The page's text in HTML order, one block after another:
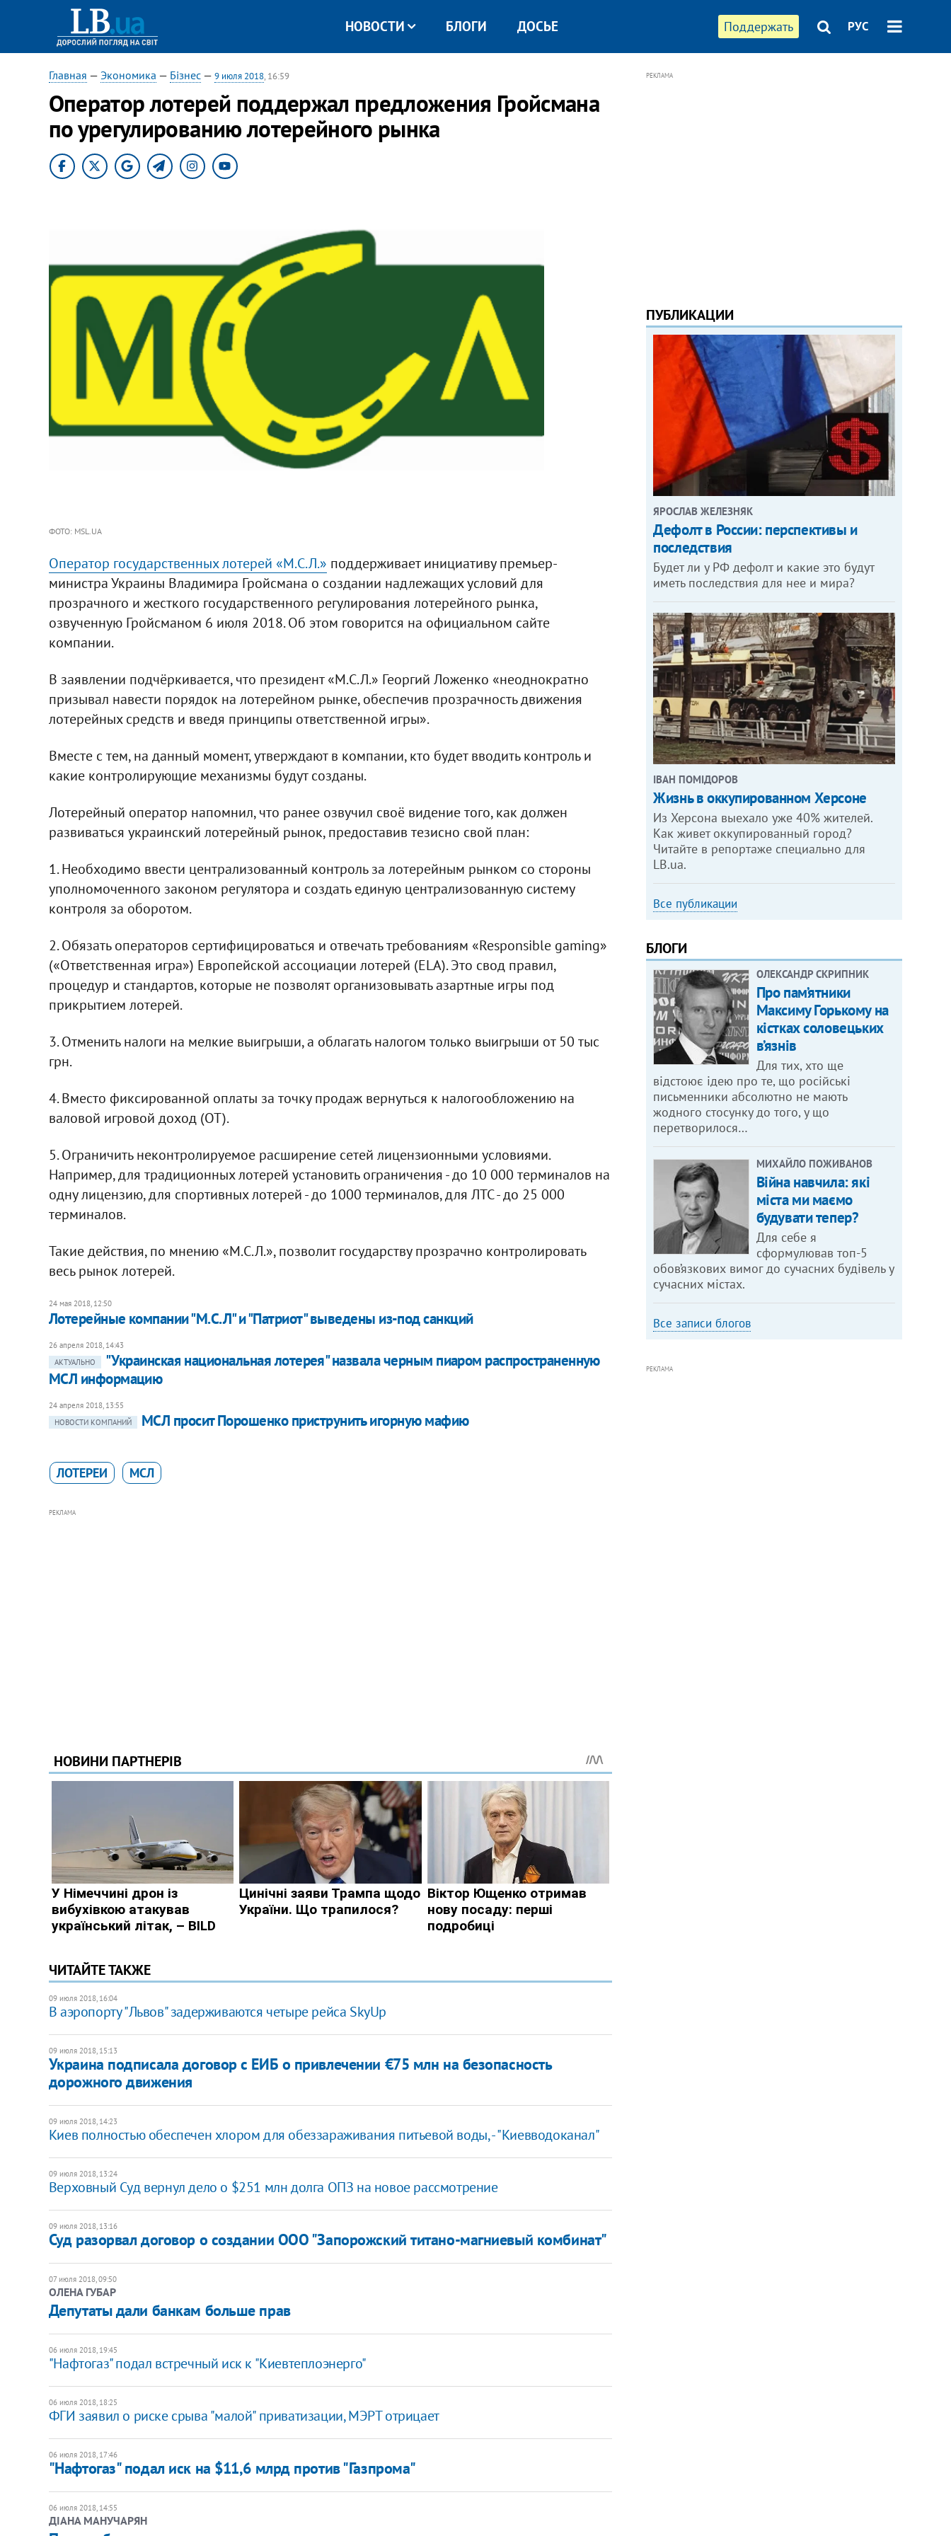
Поддержать РУС
НОВОСТИ БЛОГИ ДОСЬЕ
Главная — Экономика — Бізнес— 9 июля 2018, 16:59
Оператор лотерей поддержал предложения Гройсмана
по урегулированию лотерейного рынка
ФОТО: MSL.UA
Оператор государственных лотерей «М.С.Л.» поддерживает инициативу премьер-
министра Украины Владимира Гройсмана о создании надлежащих условий для
прозрачного и жесткого государственного регулирования лотерейного рынка,
озвученную Гройсманом 6 июля 2018. Об этом говорится на официальном сайте
компании.
В заявлении подчёркивается, что президент «М.С.Л.» Георгий Ложенко «неоднократно
призывал навести порядок на лотерейном рынке, обеспечив прозрачность движения
лотерейных средств и введя принципы ответственной игры».
Вместе с тем, на данный момент, утверждают в компании, кто будет вводить контроль и
какие контролирующие механизмы будут созданы.
Лотерейный оператор напомнил, что ранее озвучил своё видение того, как должен
развиваться украинский лотерейный рынок, предоставив тезисно свой план:
1. Необходимо ввести централизованный контроль за лотерейным рынком со стороны
уполномоченного законом регулятора и создать единую централизованную систему
контроля за оборотом.
2. Обязать операторов сертифицироваться и отвечать требованиям «Responsible gaming»
(«Ответственная игра») Европейской ассоциации лотерей (ELА). Это свод правил,
процедур и стандартов, которые не позволят организовывать азартные игры под
прикрытием лотерей.
3. Отменить налоги на мелкие выигрыши, а облагать налогом только выигрыши от 50 тыс
грн.
4. Вместо фиксированной оплаты за точку продаж вернуться к налогообложению на
валовой игровой доход (ОТ).
5. Ограничить неконтролируемое расширение сетей лицензионными условиями.
Например, для традиционных лотерей установить ограничения - до 10 000 терминалов на
одну лицензию, для спортивных лотерей - до 1000 терминалов, для ЛТС - до 25 000
терминалов.
Такие действия, по мнению «М.С.Л.», позволит государству прозрачно контролировать
весь рынок лотерей.
24 мая 2018, 12:50
Лотерейные компании "М.С.Л" и "Патриот" выведены из-под санкций
26 апреля 2018, 14:43
АКТУАЛЬНО
"Украинская национальная лотерея" назвала черным пиаром распространенную
МСЛ информацию
24 апреля 2018, 13:55
НОВОСТИ КОМПАНИЙ
МСЛ просит Порошенко приструнить игорную мафию
ЛОТЕРЕИ МСЛ
РЕКЛАМА
ЧИТАЙТЕ ТАКЖЕ
09 июля 2018, 16:04
В аэропорту "Львов" задерживаются четыре рейса SkyUp
09 июля 2018, 15:13
​Украина подписала договор с ЕИБ о привлечении €75 млн на безопасность
дорожного движения
09 июля 2018, 14:23
Киев полностью обеспечен хлором для обеззараживания питьевой воды, - "Киевводоканал"
09 июля 2018, 13:24
Верховный Суд вернул дело о $251 млн долга ОПЗ на новое рассмотрение
09 июля 2018, 13:16
Суд разорвал договор о создании ООО "Запорожский титано-магниевый комбинат"
07 июля 2018, 09:50
ОЛЕНА ГУБАР
Депутаты дали банкам больше прав
06 июля 2018, 19:45
"Нафтогаз" подал встречный иск к "Киевтеплоэнерго"
06 июля 2018, 18:25
ФГИ заявил о риске срыва "малой" приватизации, МЭРТ отрицает
06 июля 2018, 17:46
"Нафтогаз" подал иск на $11,6 млрд против "Газпрома"
06 июля 2018, 14:55
ДІАНА МАНУЧАРЯН
РЕКЛАМА
ПУБЛИКАЦИИ
ЯРОСЛАВ ЖЕЛЕЗНЯК
Дефолт в России: перспективы и
последствия
Будет ли у РФ дефолт и какие это будут
иметь последствия для нее и мира?
ІВАН ПОМІДОРОВ
Жизнь в оккупированном Херсоне
Из Херсона выехало уже 40% жителей.
Как живет оккупированный город?
Читайте в репортаже специально для
LB.ua.
Все публикации
БЛОГИ
ОЛЕКСАНДР СКРИПНИК
Про пам’ятники
Максиму Горькому на
кістках соловецьких
в’язнів
Для тих, хто ще
відстоює ідею про те, що російські
письменники абсолютно не мають
жодного стосунку до того, у що
перетворилося…
МИХАЙЛО ПОЖИВАНОВ
Війна навчила: які
міста ми маємо
будувати тепер?
Для себе я
сформулював топ-5
обов’язкових вимог до сучасних будівель у
сучасних містах.
Все записи блогов
РЕКЛАМА